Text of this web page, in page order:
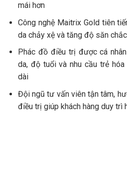
mái hơn
Công nghệ Maitrix Gold tiên
da chảy xệ và tăng độ săn
Phác đồ điều trị được cá
da, độ tuổi và nhu cầu trẻ
dài
Đội ngũ tư vấn viên tận tâm,
điều trị giúp khách hàng duy trì